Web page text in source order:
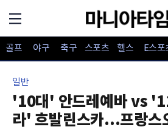
골프 야구 축구 스포츠 헬스 E스포
일반
'10대' 안드레예바 vs
라' 흐발린스카...프랑스